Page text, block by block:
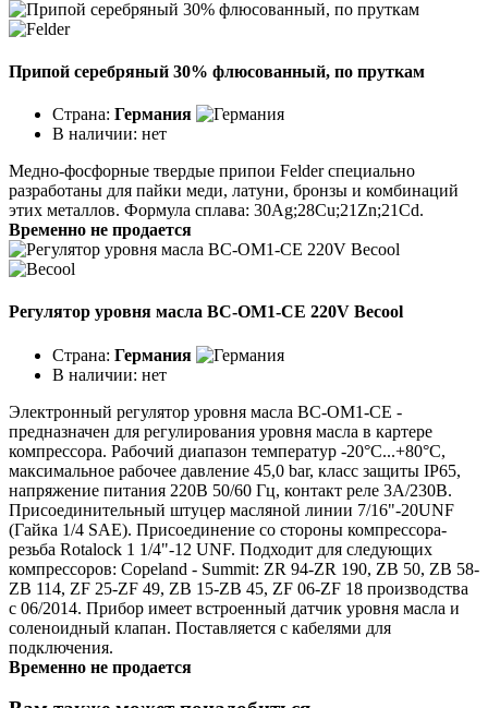
Припой серебряный 30% флюсованный, по пруткам
Страна: Германия
В наличии: нет
Медно-фосфорные твердые припои Felder специально
разработаны для пайки меди, латуни, бронзы и комбинаций
этих металлов. Формула сплава: 30Ag;28Cu;21Zn;21Cd.
Временно не продается
Регулятор уровня масла BC-OM1-CE 220V Becool
Страна: Германия
В наличии: нет
Электронный регулятор уровня масла BC-OM1-CE -
предназначен для регулирования уровня масла в картере
компрессора. Рабочий диапазон температур -20°C...+80°C,
максимальное рабочее давление 45,0 bar, класс защиты IP65,
напряжение питания 220В 50/60 Гц, контакт реле 3А/230В.
Присоединительный штуцер масляной линии 7/16"-20UNF
(Гайка 1/4 SAE). Присоединение со стороны компрессора-
резьба Rotalock 1 1/4"-12 UNF. Подходит для следующих
компрессоров: Copeland - Summit: ZR 94-ZR 190, ZB 50, ZB 58-
ZB 114, ZF 25-ZF 49, ZB 15-ZB 45, ZF 06-ZF 18 производства
с 06/2014. Прибор имеет встроенный датчик уровня масла и
соленоидный клапан. Поставляется с кабелями для
подключения.
Временно не продается